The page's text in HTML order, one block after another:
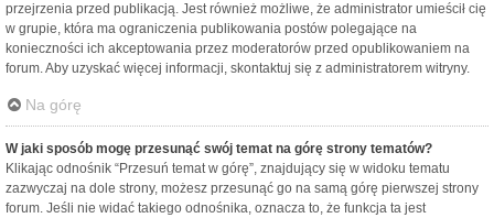
przejrzenia przed publikacją. Jest również możliwe, że administrator umieścił cię
w grupie, która ma ograniczenia publikowania postów polegające na
konieczności ich akceptowania przez moderatorów przed opublikowaniem na
forum. Aby uzyskać więcej informacji, skontaktuj się z administratorem witryny.
Na górę
W jaki sposób mogę przesunąć swój temat na górę strony tematów?
Klikając odnośnik “Przesuń temat w górę”, znajdujący się w widoku tematu
zazwyczaj na dole strony, możesz przesunąć go na samą górę pierwszej strony
forum. Jeśli nie widać takiego odnośnika, oznacza to, że funkcja ta jest